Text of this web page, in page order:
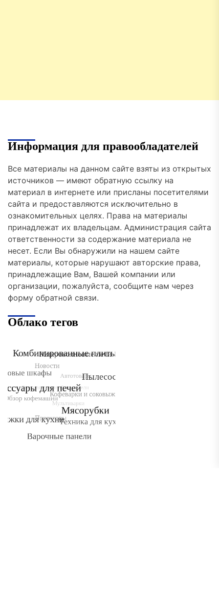
Информация для правообладателей
Все материалы на данном сайте взяты из открытых
источников — имеют обратную ссылку на
материал в интернете или присланы посетителями
сайта и предоставляются исключительно в
ознакомительных целях. Права на материалы
принадлежат их владельцам. Администрация сайта
ответственности за содержание материала не
несет. Если Вы обнаружили на нашем сайте
материалы, которые нарушают авторские права,
принадлежащие Вам, Вашей компании или
организации, пожалуйста, сообщите нам через
форму обратной связи.
Облако тегов